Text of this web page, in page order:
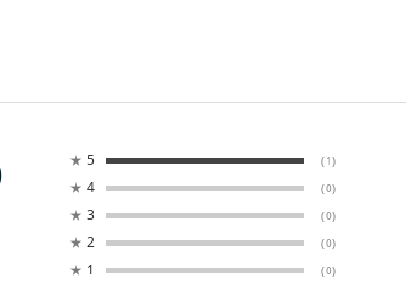
★ 5 (1)
★ 4 (0)
★ 3 (0)
★ 2 (0)
★ 1 (0)